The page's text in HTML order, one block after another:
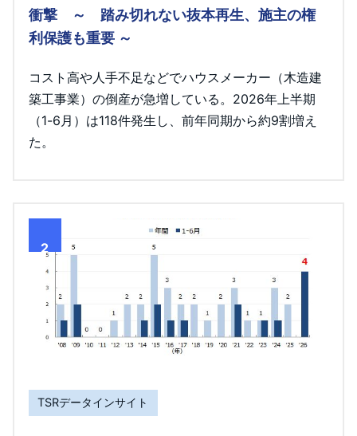
衝撃 ～ 踏み切れない抜本再生、施主の権
利保護も重要 ～
コスト高や人手不足などでハウスメーカー（木造建
築工事業）の倒産が急増している。2026年上半期
（1-6月）は118件発生し、前年同期から約9割増え
た。
2
TSRデータインサイト